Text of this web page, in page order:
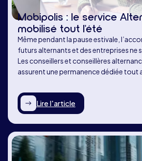
Mobipolis : le service
mobilisé tout l'été
Même pendant la pause estivale,
futurs alternants et des entreprises ne
Les conseillers et conseillères
assurent une permanence dédiée tout
Lire l'article